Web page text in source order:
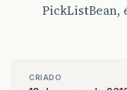
PickListBean,
CRIADO